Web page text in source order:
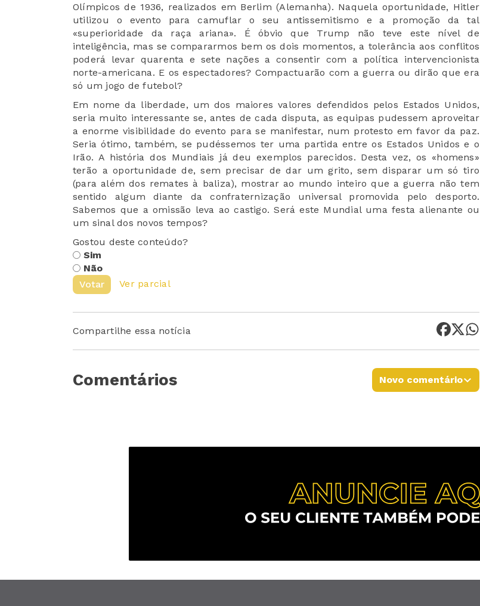
Olímpicos de 1936, realizados em Berlim (Alemanha). Naquela oportunidade, Hitler
utilizou o evento para camuflar o seu antissemitismo e a promoção da tal
«superioridade da raça ariana». É óbvio que Trump não teve este nível de
inteligência, mas se compararmos bem os dois momentos, a tolerância aos conflitos
poderá levar quarenta e sete nações a consentir com a política intervencionista
norte-americana. E os espectadores? Compactuarão com a guerra ou dirão que era
só um jogo de futebol?
Em nome da liberdade, um dos maiores valores defendidos pelos Estados Unidos,
seria muito interessante se, antes de cada disputa, as equipas pudessem aproveitar
a enorme visibilidade do evento para se manifestar, num protesto em favor da paz.
Seria ótimo, também, se pudéssemos ter uma partida entre os Estados Unidos e o
Irão. A história dos Mundiais já deu exemplos parecidos. Desta vez, os «homens»
terão a oportunidade de, sem precisar de dar um grito, sem disparar um só tiro
(para além dos remates à baliza), mostrar ao mundo inteiro que a guerra não tem
sentido algum diante da confraternização universal promovida pelo desporto.
Sabemos que a omissão leva ao castigo. Será este Mundial uma festa alienante ou
um sinal dos novos tempos?
Gostou deste conteúdo?
Sim
Não
Votar
Ver parcial
Compartilhe essa notícia
Comentários Novo comentário